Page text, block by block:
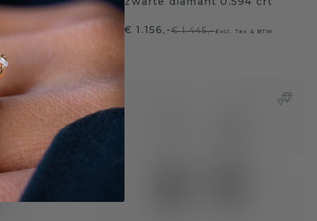
€ 1.156,-€ 1.445,-Excl. Tax & BTW